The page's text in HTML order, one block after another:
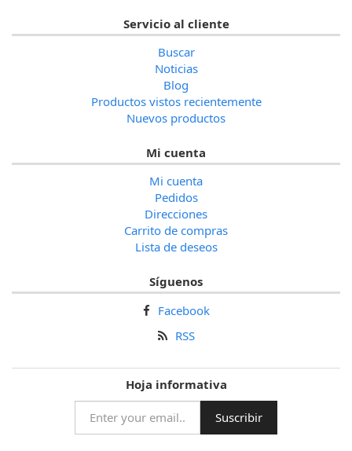
Servicio al cliente
Buscar
Noticias
Blog
Productos vistos recientemente
Nuevos productos
Mi cuenta
Mi cuenta
Pedidos
Direcciones
Carrito de compras
Lista de deseos
Síguenos
Facebook
RSS
Hoja informativa